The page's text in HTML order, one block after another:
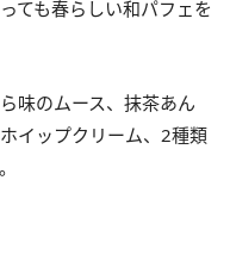
ても春らしい和パフェを
味のムース、抹茶あん
イップクリーム、2種類